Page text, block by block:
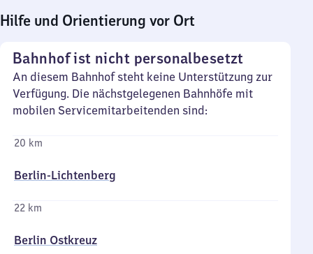
Hilfe und Orientierung vor Ort
Bahnhof ist nicht personalbesetzt
An diesem Bahnhof steht keine Unterstützung zur
Verfügung. Die nächstgelegenen Bahnhöfe mit
mobilen Servicemitarbeitenden sind:
20 km
Berlin-Lichtenberg
22 km
Berlin Ostkreuz